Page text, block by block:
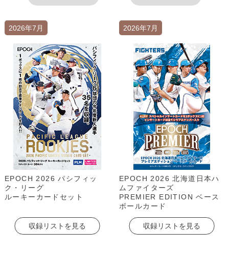
2026年7月
EPOCH 2026 パシフィッ
ク・リーグ
ルーキーカードセット
収録リストを見る
2026年7月
EPOCH 2026 北海道日本ハ
ムファイターズ
PREMIER EDITION ベース
ボールカード
収録リストを見る